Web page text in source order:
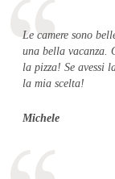
Le camere sono
una bella vacanza.
la pizza! Se avessi
la mia scelta!
Michele